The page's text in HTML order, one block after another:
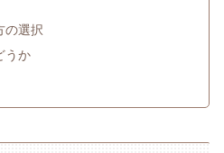
の選択
うか